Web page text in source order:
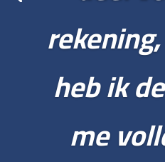
heb ik
me